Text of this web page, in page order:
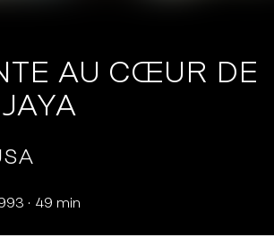
AU CŒUR DE
49 min